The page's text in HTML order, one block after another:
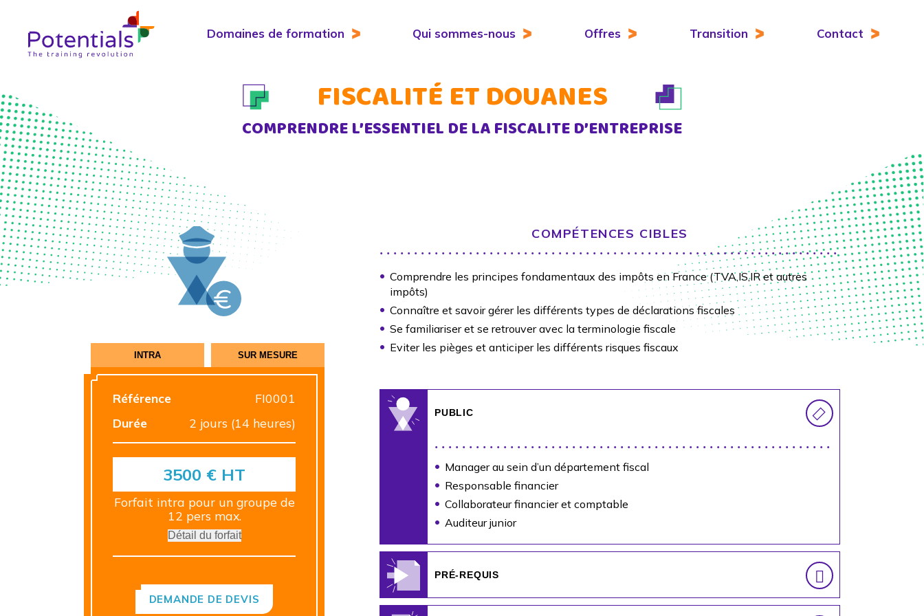
Domaines de formation Qui sommes-nous Offres Transition Contact
FISCALITÉ ET DOUANES
COMPRENDRE L’ESSENTIEL DE LA FISCALITE D’ENTREPRISE
COMPÉTENCES CIBLES
Comprendre les principes fondamentaux des impôts en France (TVA,IS,IR et autres
impôts)
Connaître et savoir gérer les différents types de déclarations fiscales
Se familiariser et se retrouver avec la terminologie fiscale
Eviter les pièges et anticiper les différents risques fiscaux
PUBLIC
Manager au sein d’un département fiscal
Responsable financier
Collaborateur financier et comptable
Auditeur junior
PRÉ-REQUIS
INTRA SUR MESURE
Référence
FI0001
Durée
2 jours (14 heures)
3500 € HT
Forfait intra pour un groupe de
12 pers max.
Détail du forfait
DEMANDE DE DEVIS